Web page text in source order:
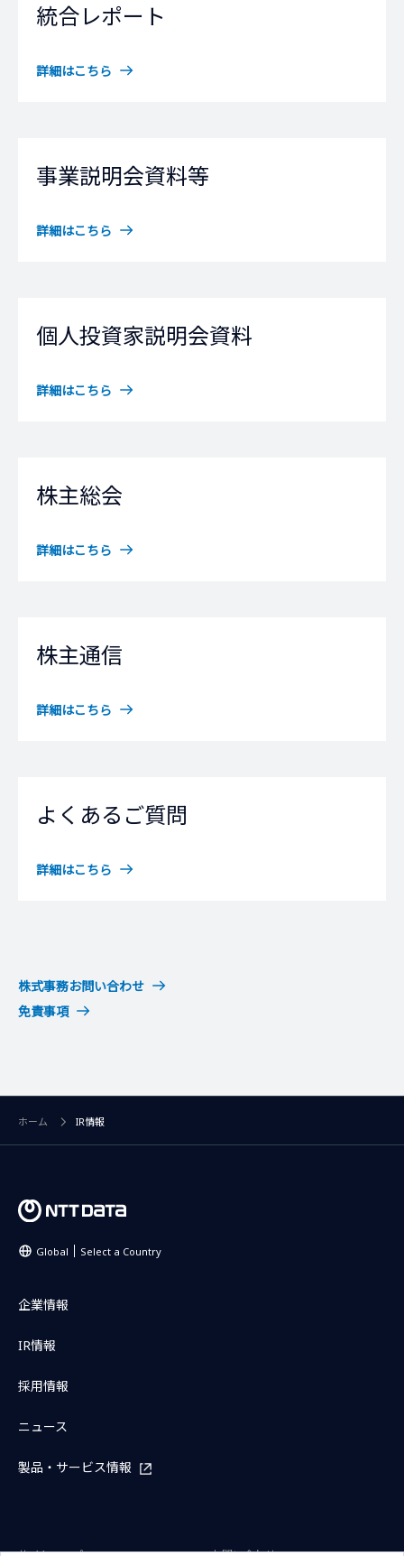
統合レポート
詳細はこちら
事業説明会資料等
詳細はこちら
個人投資家説明会資料
詳細はこちら
株主総会
詳細はこちら
株主通信
詳細はこちら
よくあるご質問
詳細はこちら
株式事務お問い合わせ
免責事項
ホーム IR情報
Global Select a Country
企業情報
IR情報
採用情報
ニュース
製品・サービス情報